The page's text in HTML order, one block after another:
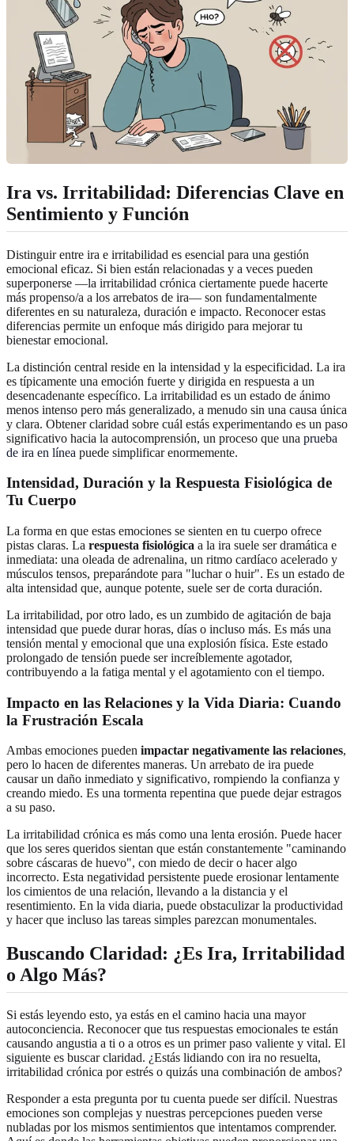
Ira vs. Irritabilidad: Diferencias Clave en
Sentimiento y Función
Distinguir entre ira e irritabilidad es esencial para una gestión
emocional eficaz. Si bien están relacionadas y a veces pueden
superponerse —la irritabilidad crónica ciertamente puede hacerte
más propenso/a a los arrebatos de ira— son fundamentalmente
diferentes en su naturaleza, duración e impacto. Reconocer estas
diferencias permite un enfoque más dirigido para mejorar tu
bienestar emocional.
La distinción central reside en la intensidad y la especificidad. La ira
es típicamente una emoción fuerte y dirigida en respuesta a un
desencadenante específico. La irritabilidad es un estado de ánimo
menos intenso pero más generalizado, a menudo sin una causa única
y clara. Obtener claridad sobre cuál estás experimentando es un paso
significativo hacia la autocomprensión, un proceso que una prueba
de ira en línea puede simplificar enormemente.
Intensidad, Duración y la Respuesta Fisiológica de
Tu Cuerpo
La forma en que estas emociones se sienten en tu cuerpo ofrece
pistas claras. La respuesta fisiológica a la ira suele ser dramática e
inmediata: una oleada de adrenalina, un ritmo cardíaco acelerado y
músculos tensos, preparándote para "luchar o huir". Es un estado de
alta intensidad que, aunque potente, suele ser de corta duración.
La irritabilidad, por otro lado, es un zumbido de agitación de baja
intensidad que puede durar horas, días o incluso más. Es más una
tensión mental y emocional que una explosión física. Este estado
prolongado de tensión puede ser increíblemente agotador,
contribuyendo a la fatiga mental y el agotamiento con el tiempo.
Impacto en las Relaciones y la Vida Diaria: Cuando
la Frustración Escala
Ambas emociones pueden impactar negativamente las relaciones,
pero lo hacen de diferentes maneras. Un arrebato de ira puede
causar un daño inmediato y significativo, rompiendo la confianza y
creando miedo. Es una tormenta repentina que puede dejar estragos
a su paso.
La irritabilidad crónica es más como una lenta erosión. Puede hacer
que los seres queridos sientan que están constantemente "caminando
sobre cáscaras de huevo", con miedo de decir o hacer algo
incorrecto. Esta negatividad persistente puede erosionar lentamente
los cimientos de una relación, llevando a la distancia y el
resentimiento. En la vida diaria, puede obstaculizar la productividad
y hacer que incluso las tareas simples parezcan monumentales.
Buscando Claridad: ¿Es Ira, Irritabilidad
o Algo Más?
Si estás leyendo esto, ya estás en el camino hacia una mayor
autoconciencia. Reconocer que tus respuestas emocionales te están
causando angustia a ti o a otros es un primer paso valiente y vital. El
siguiente es buscar claridad. ¿Estás lidiando con ira no resuelta,
irritabilidad crónica por estrés o quizás una combinación de ambos?
Responder a esta pregunta por tu cuenta puede ser difícil. Nuestras
emociones son complejas y nuestras percepciones pueden verse
nubladas por los mismos sentimientos que intentamos comprender.